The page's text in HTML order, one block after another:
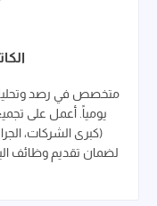
متخصص في رصد
يومياً. أعمل على
(كبرى الشركات،
لضمان تقديم وظائف